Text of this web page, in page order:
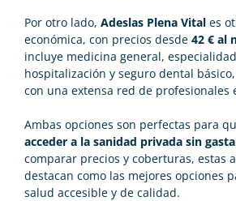
Por otro lado, Adeslas Plena Vital es
económica, con precios desde 42 € al
incluye medicina general,
hospitalización y seguro dental
con una extensa red de profesionales
Ambas opciones son perfectas para
acceder a la sanidad privada sin
comparar precios y coberturas, estas
destacan como las mejores opciones
salud accesible y de calidad.